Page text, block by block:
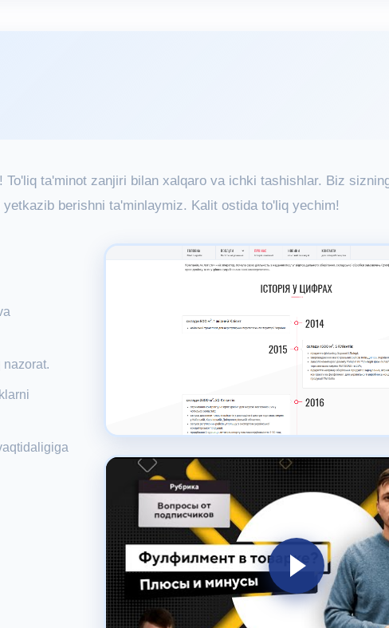
ta'minot zanjiri bilan xalqaro va ichki tashishlar. Biz
berishni ta'minlaymiz. Kalit ostida to'liq yechim!